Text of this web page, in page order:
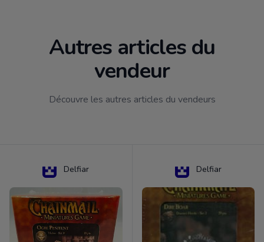
Autres articles du
vendeur
Découvre les autres articles du vendeurs
Delfiar Delfiar